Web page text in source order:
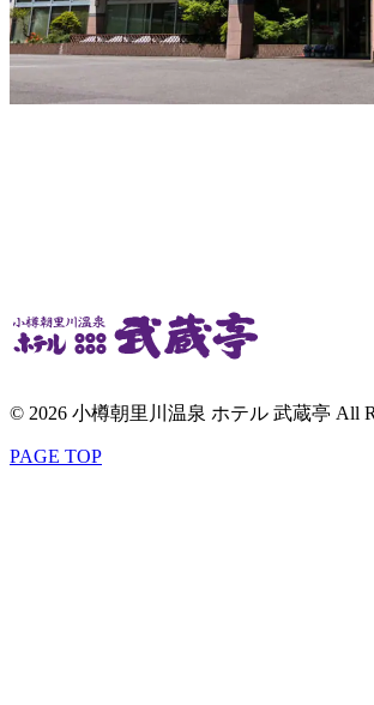
© 2026 小樽朝里川温泉 ホテル 武蔵亭 All
PAGE TOP